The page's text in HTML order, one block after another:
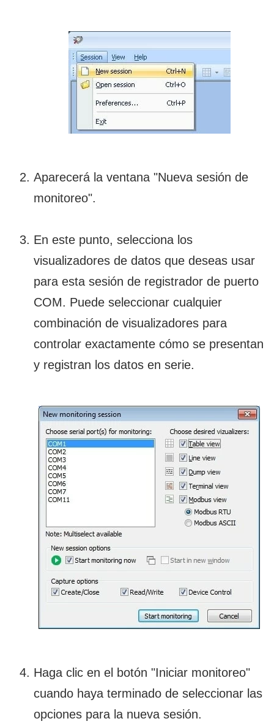
Aparecerá la ventana "Nueva sesión de
monitoreo".
En este punto, selecciona los
visualizadores de datos que deseas usar
para esta sesión de registrador de puerto
COM. Puede seleccionar cualquier
combinación de visualizadores para
controlar exactamente cómo se presentan
y registran los datos en serie.
Haga clic en el botón "Iniciar monitoreo"
cuando haya terminado de seleccionar las
opciones para la nueva sesión.